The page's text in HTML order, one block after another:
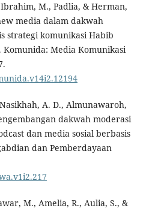
M., Padlia, & Herman,
media dalam dakwah
strategi komunikasi Habib
Komunida: Media Komunikasi
A. D., Almunawaroh,
dakwah moderasi
dan media sosial berbasis
dan Pemberdayaan
M., Amelia, R., Aulia, S., &